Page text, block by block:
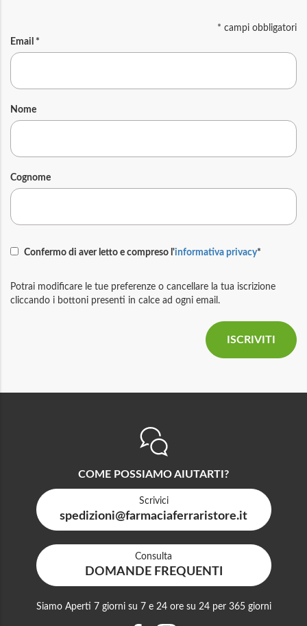
* campi obbligatori
Email *
Nome
Cognome
Confermo di aver letto e compreso l'informativa privacy*
Potrai modificare le tue preferenze o cancellare la tua iscrizione
cliccando i bottoni presenti in calce ad ogni email.
COME POSSIAMO AIUTARTI?
Scrivici
spedizioni@farmaciaferraristore.it
Consulta
DOMANDE FREQUENTI
Siamo Aperti 7 giorni su 7 e 24 ore su 24 per 365 giorni